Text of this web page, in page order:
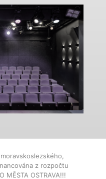
z rozpočtu
MĚSTA OSTRAVA!!!